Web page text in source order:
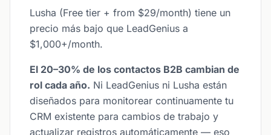
Lusha (Free tier + from $29/month) tiene un
precio más bajo que LeadGenius a
$1,000+/month.
El 20–30% de los contactos B2B cambian de
rol cada año. Ni LeadGenius ni Lusha están
diseñados para monitorear continuamente tu
CRM existente para cambios de trabajo y
actualizar registros automáticamente — eso